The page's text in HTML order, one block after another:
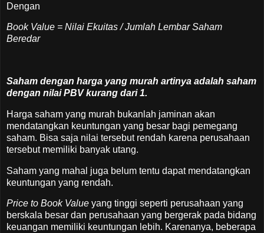
Dengan
Book Value = Nilai Ekuitas / Jumlah Lembar Saham
Beredar
Saham dengan harga yang murah artinya adalah saham
dengan nilai PBV kurang dari 1.
Harga saham yang murah bukanlah jaminan akan
mendatangkan keuntungan yang besar bagi pemegang
saham. Bisa saja nilai tersebut rendah karena perusahaan
tersebut memiliki banyak utang.
Saham yang mahal juga belum tentu dapat mendatangkan
keuntungan yang rendah.
Price to Book Value yang tinggi seperti perusahaan yang
berskala besar dan perusahaan yang bergerak pada bidang
keuangan memiliki keuntungan lebih. Karenanya, beberapa